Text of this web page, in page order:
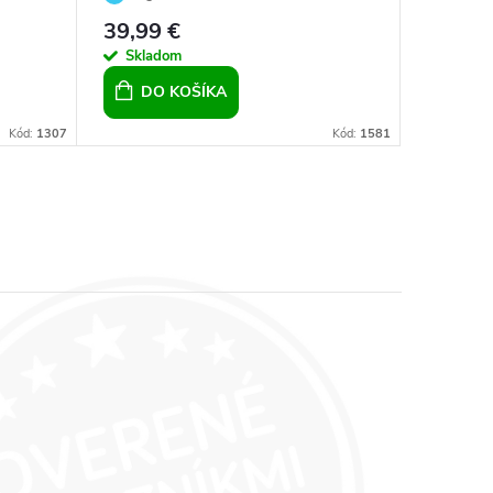
Kód: 1307
Boreale, pre dievčatá pre ženy
39,99 €
Skladom
DO KOŠÍKA
Kód: 1581